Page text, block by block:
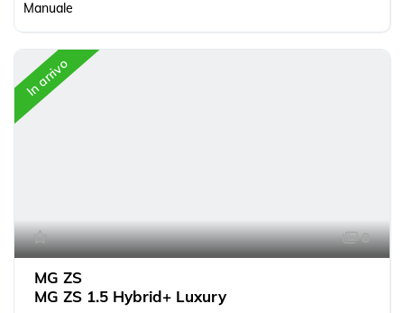
Manuale
In arrivo
8
MG ZS
MG ZS 1.5 Hybrid+ Luxury